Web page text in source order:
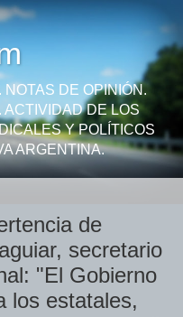
DE OPINIÓN.
ACTIVIDAD DE LOS
Y POLÍTICOS
ARGENTINA.
de
secretario
"El Gobierno
los estatales,